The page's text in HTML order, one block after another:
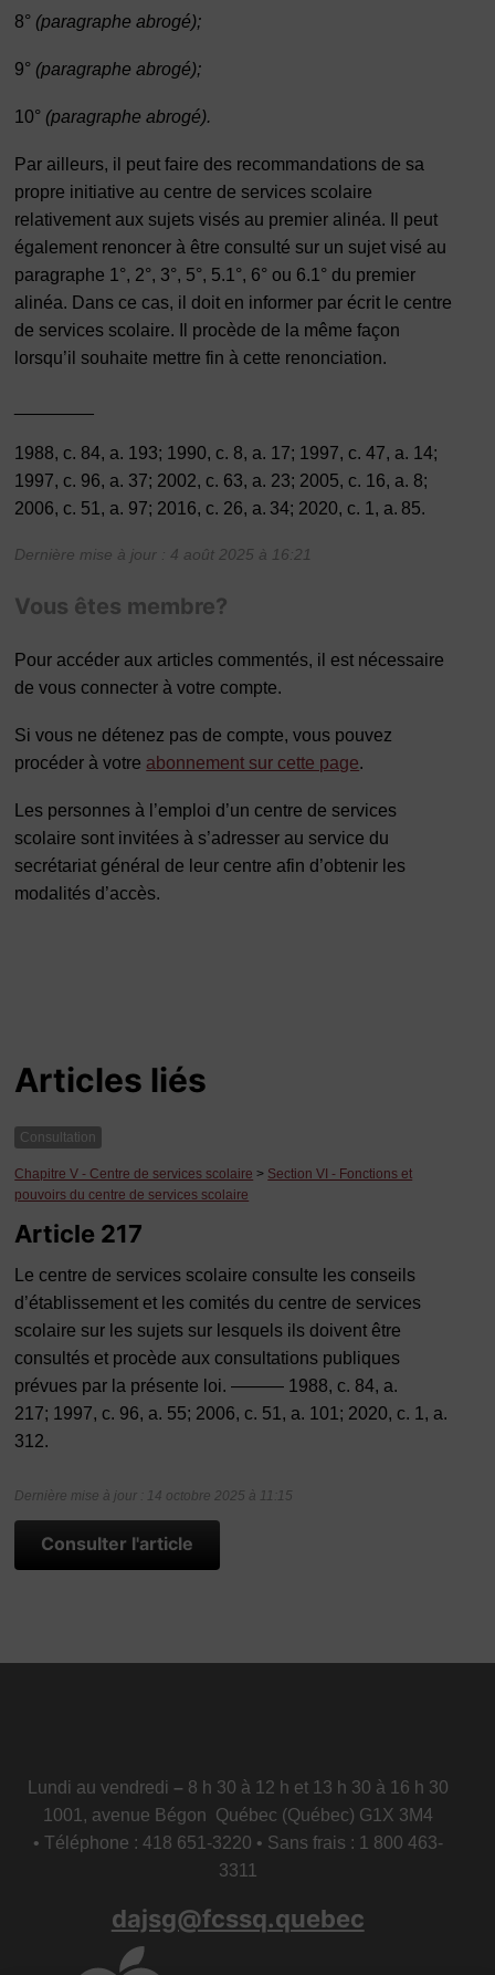
8° (paragraphe abrogé);
9° (paragraphe abrogé);
10° (paragraphe abrogé).
Par ailleurs, il peut faire des recommandations de sa
propre initiative au centre de services scolaire
relativement aux sujets visés au premier alinéa. Il peut
également renoncer à être consulté sur un sujet visé au
paragraphe 1°, 2°, 3°, 5°, 5.1°, 6° ou 6.1° du premier
alinéa. Dans ce cas, il doit en informer par écrit le centre
de services scolaire. Il procède de la même façon
lorsqu’il souhaite mettre fin à cette renonciation.
1988, c. 84, a. 193; 1990, c. 8, a. 17; 1997, c. 47, a. 14;
1997, c. 96, a. 37; 2002, c. 63, a. 23; 2005, c. 16, a. 8;
2006, c. 51, a. 97; 2016, c. 26, a. 34; 2020, c. 1, a. 85.
Dernière mise à jour : 4 août 2025 à 16:21
Vous êtes membre?
Pour accéder aux articles commentés, il est nécessaire
de vous connecter à votre compte.
Si vous ne détenez pas de compte, vous pouvez
procéder à votre abonnement sur cette page.
Les personnes à l’emploi d’un centre de services
scolaire sont invitées à s’adresser au service du
secrétariat général de leur centre afin d’obtenir les
modalités d’accès.
Articles liés
Consultation
Chapitre V - Centre de services scolaire > Section VI - Fonctions et
pouvoirs du centre de services scolaire
Article 217
Le centre de services scolaire consulte les conseils
d’établissement et les comités du centre de services
scolaire sur les sujets sur lesquels ils doivent être
consultés et procède aux consultations publiques
prévues par la présente loi. ——— 1988, c. 84, a.
217; 1997, c. 96, a. 55; 2006, c. 51, a. 101; 2020, c. 1, a.
312.
Dernière mise à jour : 14 octobre 2025 à 11:15
Consulter l'article
Lundi au vendredi – 8 h 30 à 12 h et 13 h 30 à 16 h 30
1001, avenue Bégon Québec (Québec) G1X 3M4
• Téléphone : 418 651-3220 • Sans frais : 1 800 463-
3311
dajsg@fcssq.quebec